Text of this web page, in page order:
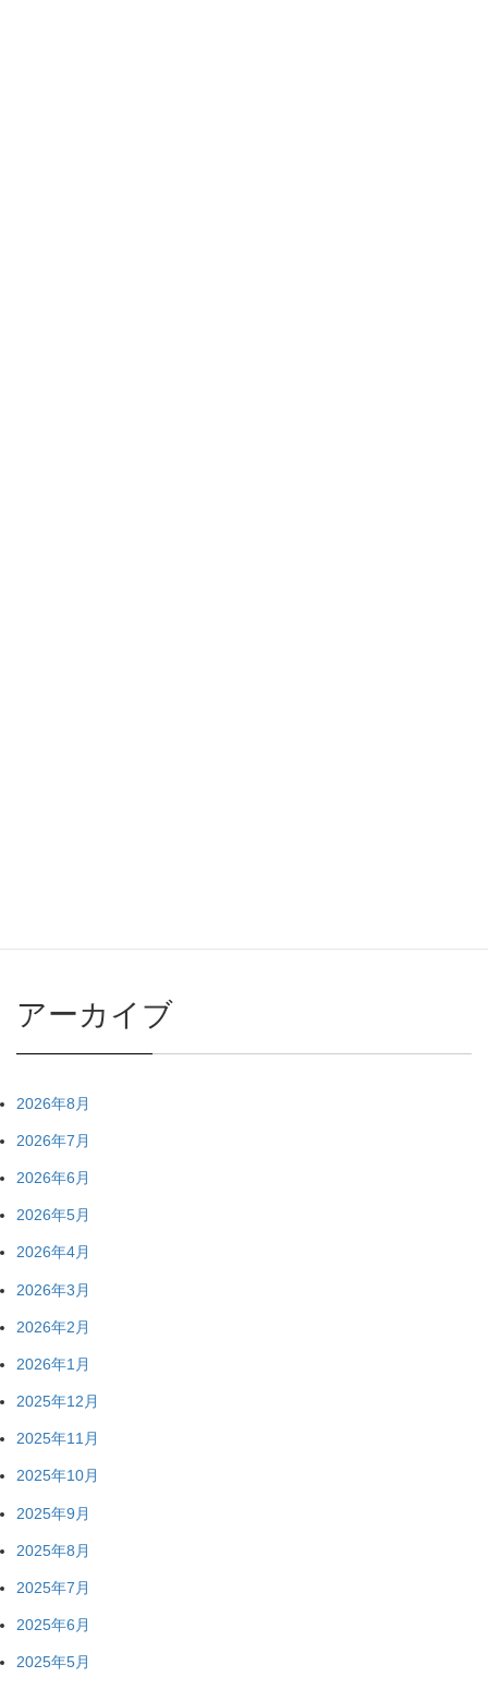
アーカイブ
2026年8月
2026年7月
2026年6月
2026年5月
2026年4月
2026年3月
2026年2月
2026年1月
2025年12月
2025年11月
2025年10月
2025年9月
2025年8月
2025年7月
2025年6月
2025年5月